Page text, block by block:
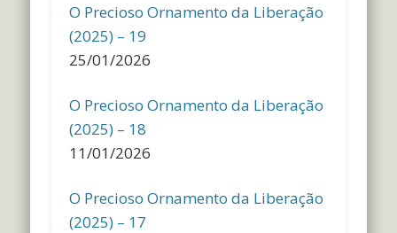
O Precioso Ornamento da Liberação
(2025) – 19
25/01/2026
O Precioso Ornamento da Liberação
(2025) – 18
11/01/2026
O Precioso Ornamento da Liberação
(2025) – 17